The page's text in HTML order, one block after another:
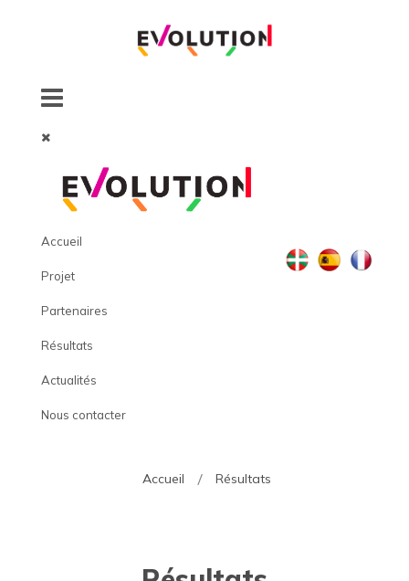
Accueil
Projet
Partenaires
Résultats
Actualités
Nous contacter
Accueil Résultats